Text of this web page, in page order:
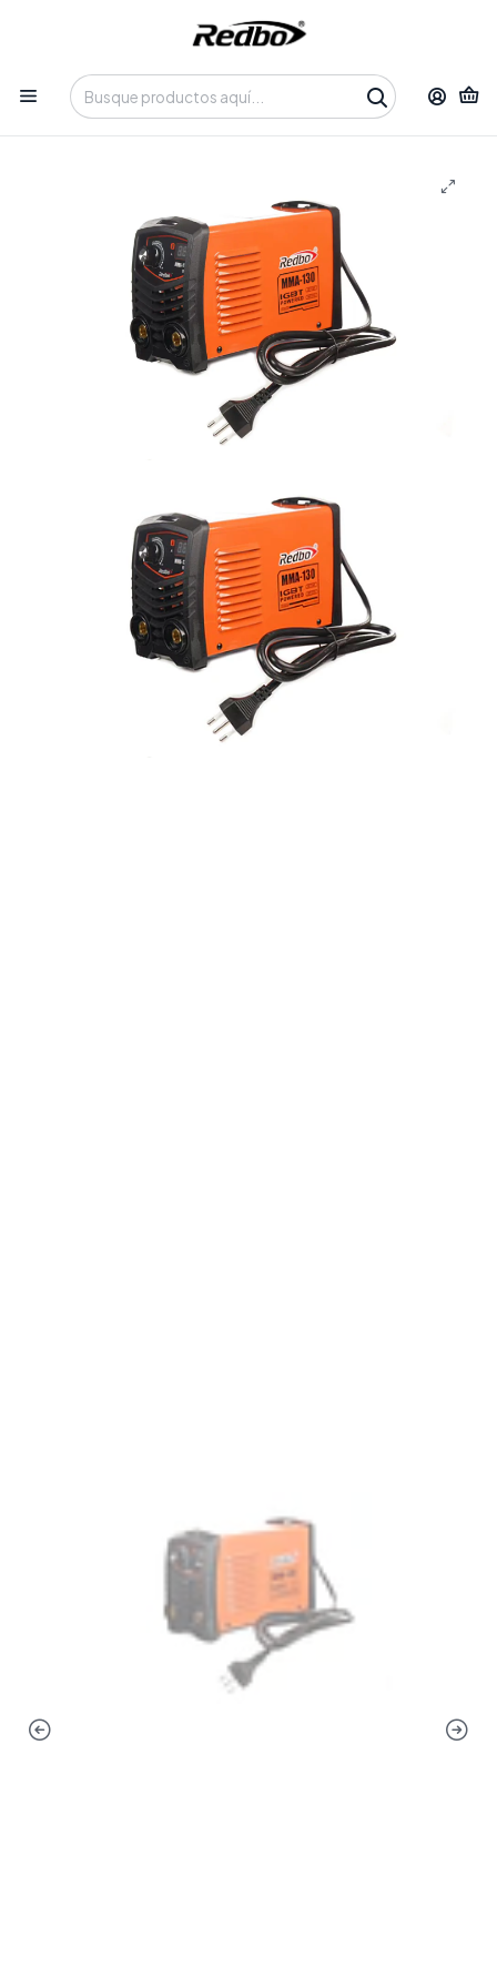
Tienda 100% Online con despacho a domicilio o retiro en
Oficina • Lun-Vie 09:30-14:00 / 15:00-17:30 • 📞 +56 9 3730 2311
Inicio Soldadora MMA
Soldadora Inverter REDBO MMA-130